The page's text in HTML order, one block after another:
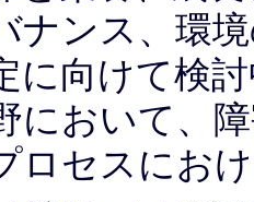
ナンス、環
に向けて検
において、
ロセスにお